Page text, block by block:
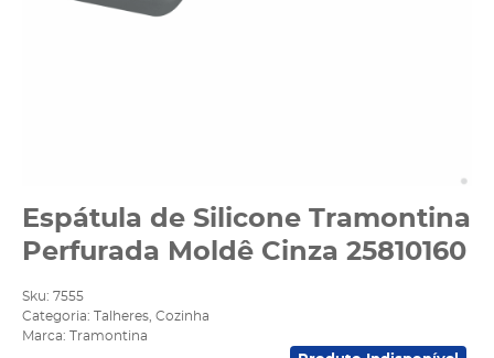
Espátula de Silicone Tramontina
Perfurada Moldê Cinza 25810160
Sku: 7555
Categoria:
Talheres Cozinha
Marca:
Tramontina